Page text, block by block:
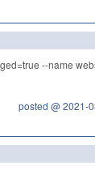
--name
posted @ 2021-